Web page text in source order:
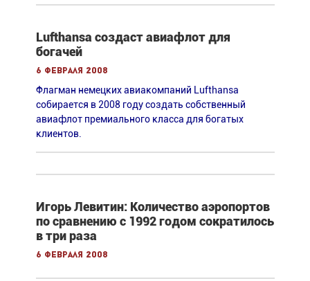
Lufthansa создаст авиафлот для
богачей
6 февраля 2008
Флагман немецких авиакомпаний Lufthansa
собирается в 2008 году создать собственный
авиафлот премиального класса для богатых
клиентов.
Игорь Левитин: Количество аэропортов
по сравнению с 1992 годом сократилось
в три раза
6 февраля 2008